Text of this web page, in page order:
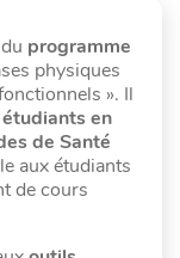
programme
physiques
». Il
en
de Santé
aux étudiants
de cours